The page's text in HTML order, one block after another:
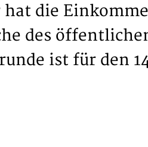
die
des
ist für den